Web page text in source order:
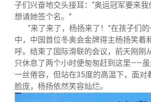
校友文苑
校友讲坛
校友视界
三创大赛
实用信息
会长致辞
总会章程
理事会名单
子们兴奋地交头接耳：“奥运冠军要来
想请她签个名。”
“来了来了，杨扬来了！”在孩子们
中，中国首位冬奥会金牌得主杨扬笑着
呼。结束了国际滑联的会议，前天刚刚
只休息了两个小时便匆匆赶到这里——
一丝倦容，但站在35度的高温下，面对
脸庞，杨扬依然笑容灿烂。